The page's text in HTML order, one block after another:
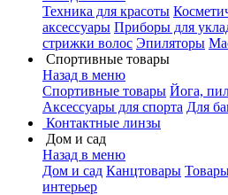
Техника для красоты
аксессуары Приборы для
стрижки волос Эпиляторы
Спортивные товары
Назад в меню
Спортивные товары Йога,
Аксессуары для спорта Для
Контактные линзы
Дом и сад
Назад в меню
Дом и сад Канцтовары
интерьер